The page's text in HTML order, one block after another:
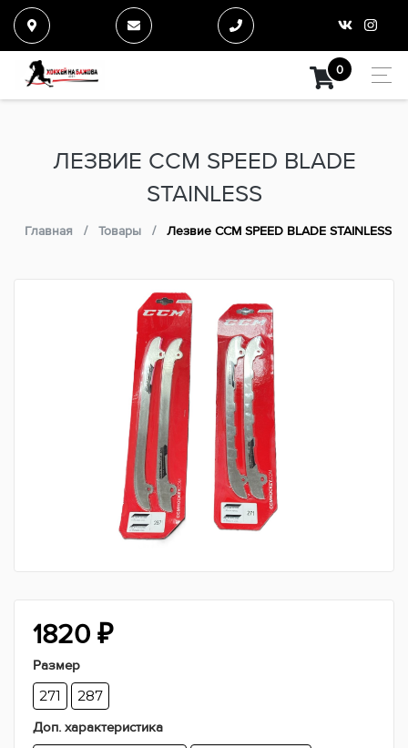
0
ЛЕЗВИЕ CCM SPEED BLADE
STAINLESS
Главная Товары Лезвие CCM SPEED BLADE STAINLESS
1820 ₽
Размер
271 287
Доп. характеристика